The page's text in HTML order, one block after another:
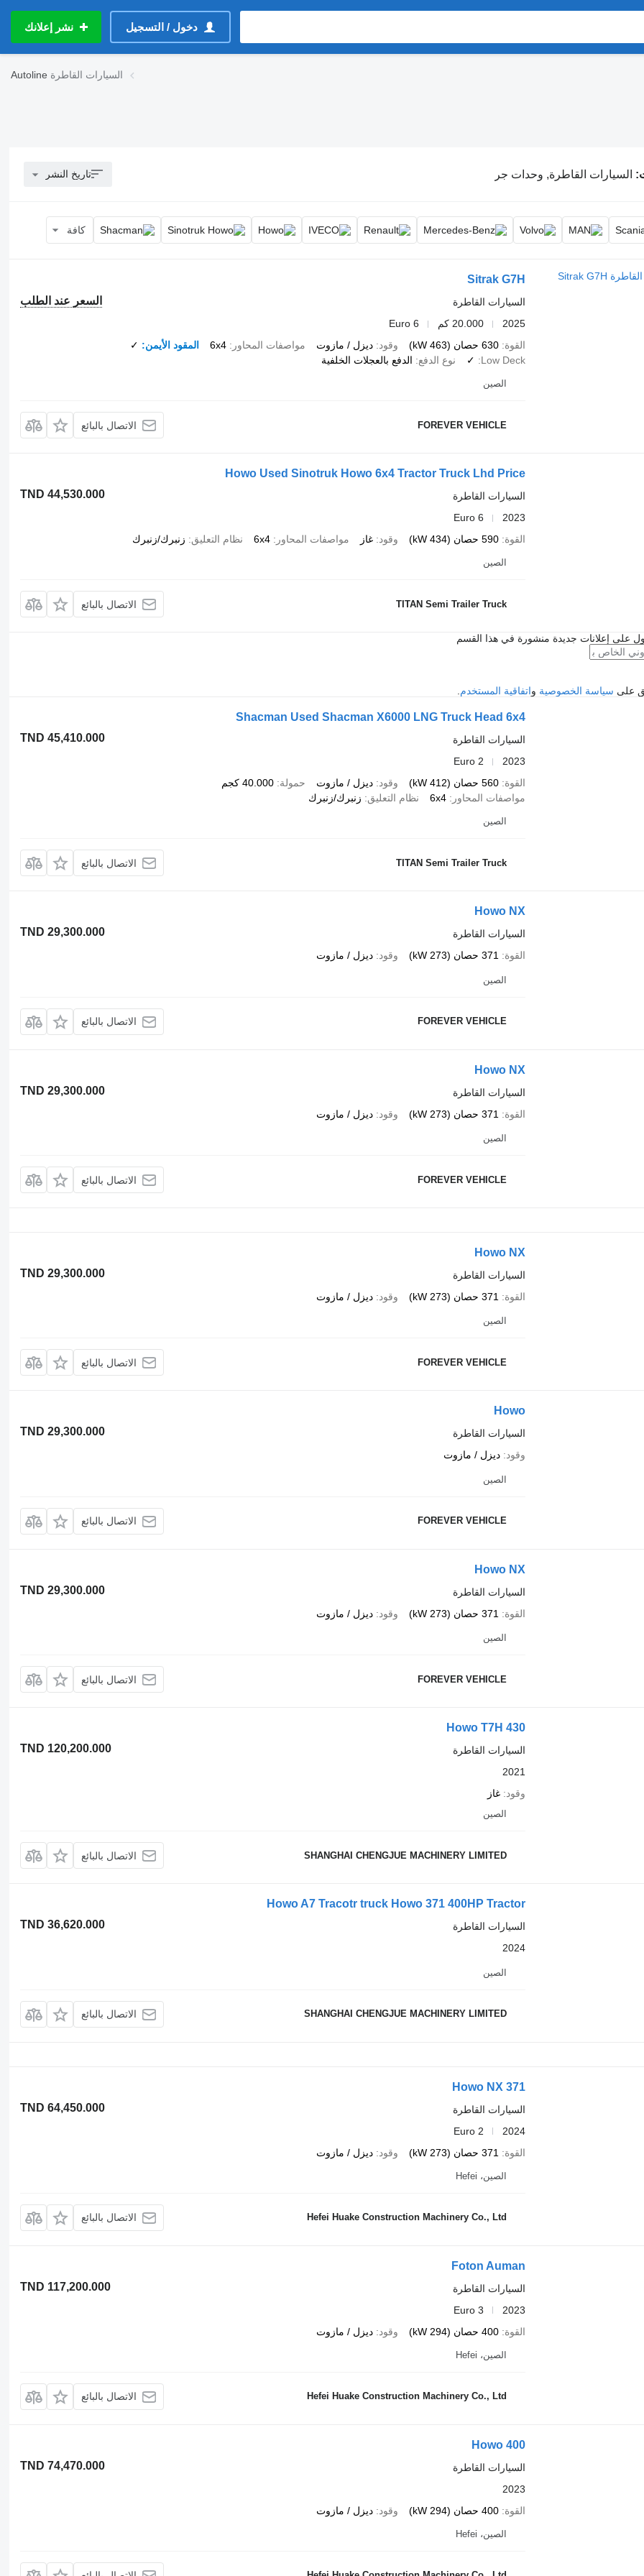
دخول / التسجيل نشر إعلانك
Autoline السيارات القاطرة
السيارات القاطرة, وحدات جر تاريخ النشر
كافة
Sitrak G7H
السعر عند الطلب
السيارات القاطرة
2025
20.000 كم
Euro 6
القوة 630 حصان (463 kW) وقود ديزل / مازوت مواصفات المحاور 6x4 المقود الأيمن
✓
Low Deck
✓ نوع الدفع الدفع بالعجلات الخلفية
الصين
FOREVER VEHICLE الاتصال بالبائع
Howo Used Sinotruk Howo 6x4 Tractor Truck Lhd Price
TND 44,530.000
السيارات القاطرة
2023
Euro 6
القوة 590 حصان (434 kW) وقود غاز مواصفات المحاور 6x4 نظام التعليق زنبرك/زنبرك
الصين
TITAN Semi Trailer Truck الاتصال بالبائع
على إعلانات جديدة منشورة في هذا القسم
على سياسة الخصوصية واتفاقية المستخدم
Shacman Used Shacman X6000 LNG Truck Head 6x4
TND 45,410.000
السيارات القاطرة
2023
Euro 2
القوة 560 حصان (412 kW) وقود ديزل / مازوت حمولة 40.000 كجم
مواصفات المحاور
6x4 نظام التعليق زنبرك/زنبرك
الصين
TITAN Semi Trailer Truck الاتصال بالبائع
Howo NX
TND 29,300.000
السيارات القاطرة
القوة
371 حصان (273 kW) وقود ديزل / مازوت
الصين
FOREVER VEHICLE الاتصال بالبائع
Howo NX
TND 29,300.000
السيارات القاطرة
القوة
371 حصان (273 kW) وقود ديزل / مازوت
الصين
FOREVER VEHICLE الاتصال بالبائع
Howo NX
TND 29,300.000
السيارات القاطرة
القوة
371 حصان (273 kW) وقود ديزل / مازوت
الصين
FOREVER VEHICLE الاتصال بالبائع
Howo
TND 29,300.000
السيارات القاطرة
وقود ديزل / مازوت
الصين
FOREVER VEHICLE الاتصال بالبائع
Howo NX
TND 29,300.000
السيارات القاطرة
القوة
371 حصان (273 kW) وقود ديزل / مازوت
الصين
FOREVER VEHICLE الاتصال بالبائع
Howo T7H 430
TND 120,200.000
السيارات القاطرة
2021
وقود غاز
الصين
SHANGHAI CHENGJUE MACHINERY LIMITED الاتصال بالبائع
Howo A7 Tracotr truck Howo 371 400HP Tractor
TND 36,620.000
السيارات القاطرة
2024
الصين
SHANGHAI CHENGJUE MACHINERY LIMITED الاتصال بالبائع
Howo NX 371
TND 64,450.000
السيارات القاطرة
2024
Euro 2
القوة
371 حصان (273 kW) وقود ديزل / مازوت
الصين، Hefei
Hefei Huake Construction Machinery Co., Ltd الاتصال بالبائع
Foton Auman
TND 117,200.000
السيارات القاطرة
2023
Euro 3
القوة 400 حصان (294 kW) وقود ديزل / مازوت
الصين، Hefei
Hefei Huake Construction Machinery Co., Ltd الاتصال بالبائع
Howo 400
TND 74,470.000
السيارات القاطرة
2023
القوة 400 حصان (294 kW) وقود ديزل / مازوت
الصين، Hefei